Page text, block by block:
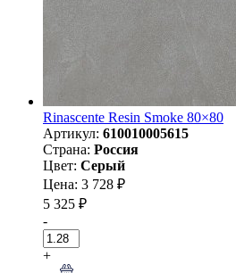
Rinascente Resin Smoke 80×80
Артикул: 610010005615
Страна: Россия
Цвет: Серый
Цена: 3 728 ₽
5 325 ₽
-
+